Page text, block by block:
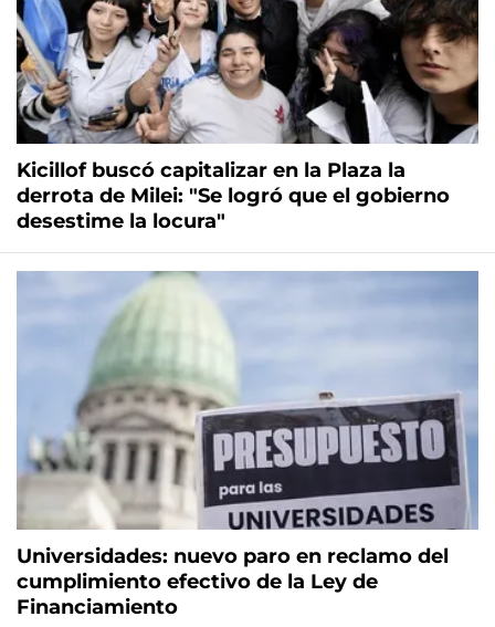
Kicillof buscó capitalizar en la Plaza la
derrota de Milei: "Se logró que el gobierno
desestime la locura"
Universidades: nuevo paro en reclamo del
cumplimiento efectivo de la Ley de
Financiamiento